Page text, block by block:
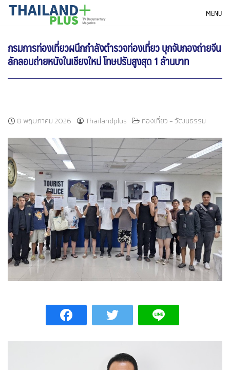
SkipTHAILANDPLUS NEWS MENU
กรมการท่องเที่ยวผนึกกำลังตำรวจท่องเที่ยว บุกจับกองถ่ายจีน
ลักลอบถ่ายหนังในเชียงใหม่ โทษปรับสูงสุด 1 ล้านบาท
8 พฤษภาคม 2026 Thailandplus ท่องเที่ยว - วัฒนธรรม